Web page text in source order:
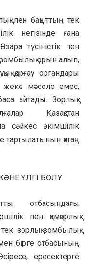
пен бақыттың тек
негізінде ғана
түсіністік пен
зомбылық орын алып,
қорғау органдары
жеке мәселе емес,
айтады. Зорлық-
Қазақстан
сәйкес әкімшілік
тартылатынын қатаң
ҮЛГІ БОЛУ
отбасындағы
пен қамқорлық
зорлық-зомбылық
бірге отбасының
ересектерге